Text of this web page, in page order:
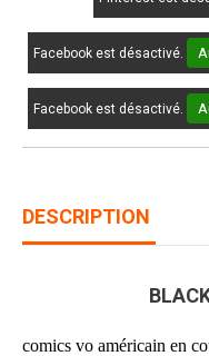
Facebook est désactivé.
Facebook est désactivé.
DESCRIPTION
comics vo américain en